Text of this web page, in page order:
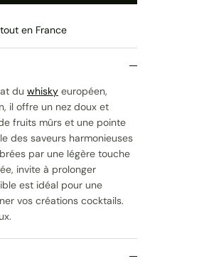
en France
du whisky européen,
il offre un nez doux et
fruits mûrs et une pointe
des saveurs harmonieuses
par une légère touche
invite à prolonger
est idéal pour une
vos créations cocktails.